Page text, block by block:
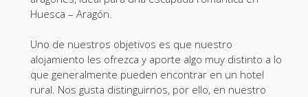
Huesca – Aragón.
Uno de nuestros objetivos es que nuestro
alojamiento les ofrezca y aporte algo muy distinto a lo
que generalmente pueden encontrar en un hotel
rural. Nos gusta distinguirnos, por ello, en nuestro